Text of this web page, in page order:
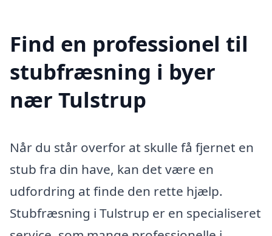
Find en professionel til
stubfræsning i byer
nær Tulstrup
Når du står overfor at skulle få fjernet en
stub fra din have, kan det være en
udfordring at finde den rette hjælp.
Stubfræsning i Tulstrup er en specialiseret